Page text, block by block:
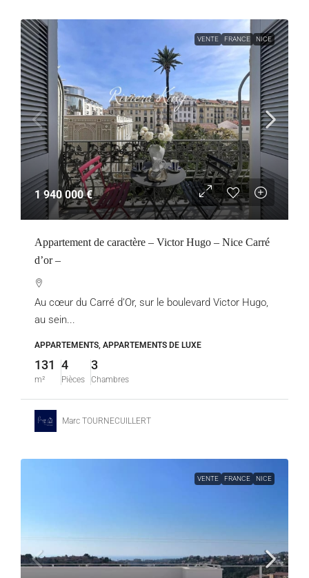
VENTE FRANCE NICE
1 940 000 €
Appartement de caractère – Victor Hugo – Nice Carré
d’or –
Au cœur du Carré d’Or, sur le boulevard Victor Hugo,
au sein...
APPARTEMENTS, APPARTEMENTS DE LUXE
131
m²
4
Pièces
3
Chambres
Marc TOURNECUILLERT
VENTE FRANCE NICE